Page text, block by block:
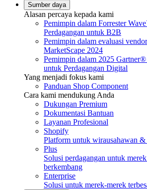
Sumber daya
Alasan percaya kepada kami
Pemimpin dalam Forrester
Perdagangan untuk B2B
Pemimpin dalam evaluasi
MarketScape 2024
Pemimpin dalam 2025
untuk Perdagangan Digital
Yang menjadi fokus kami
Panduan Shop Component
Cara kami mendukung Anda
Dukungan Premium
Dokumentasi Bantuan
Layanan Profesional
Shopify
Platform untuk wirausahawan
Plus
Solusi perdagangan untuk
berkembang
Enterprise
Solusi untuk merek-merek